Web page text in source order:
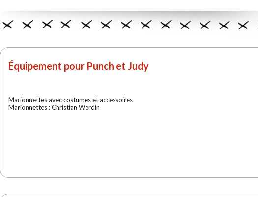
Équipement pour Punch et Judy
Marionnettes avec costumes et accessoires
Marionnettes : Christian Werdin